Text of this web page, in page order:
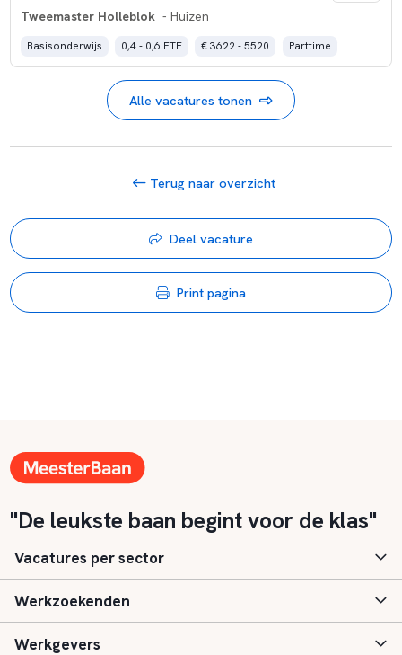
Tweemaster Holleblok - Huizen
Basisonderwijs 0,4 - 0,6 FTE € 3622 - 5520 Parttime
Alle vacatures tonen
Terug naar overzicht
Deel vacature
Print pagina
"De leukste baan begint voor de klas"
Vacatures per sector
Basisonderwijs
Speciaal (basis) onderwijs
Werkzoekenden
Aanmelden
Werkgevers